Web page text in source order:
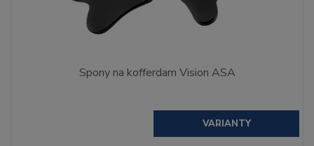
Spony na kofferdam Vision ASA
VARIANTY